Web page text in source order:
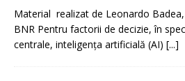
Material realizat de Leonardo
BNR Pentru factorii de decizie, în
centrale, inteligența artificială (AI) [...]